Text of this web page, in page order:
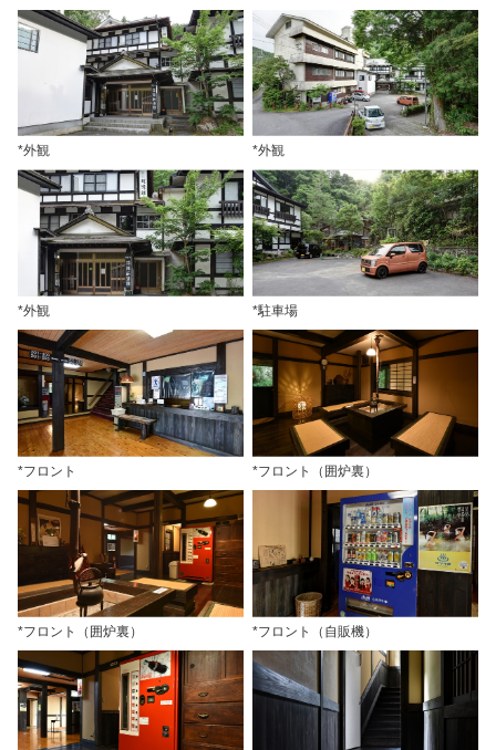
*外観 *外観
*外観 *駐車場
*フロント *フロント（囲炉裏）
*フロント（囲炉裏） *フロント（自販機）